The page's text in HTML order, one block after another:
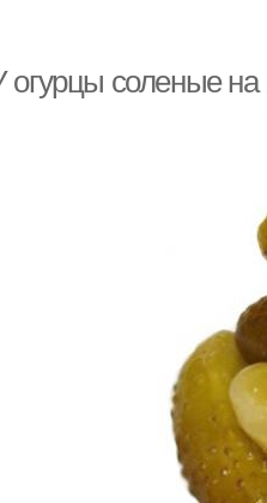
соленые на